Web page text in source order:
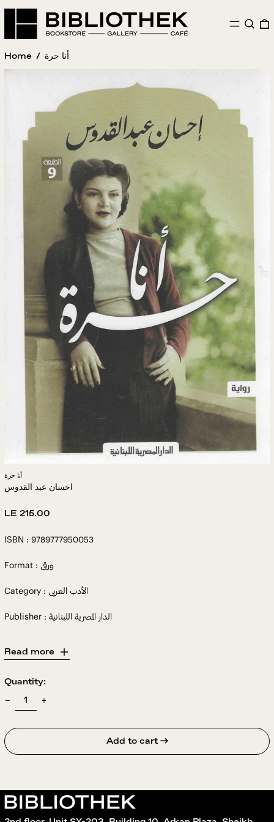
MENU
Home / أنا حرة
أنا حرة
احسان عبد القدوس
Regular
LE 215.00
ISBN : 9789777950053
Format : ورقى
Category : الأدب العربى
Publisher : الدار المصرية اللبنانية
Read more
Quantity:
Add to cart →